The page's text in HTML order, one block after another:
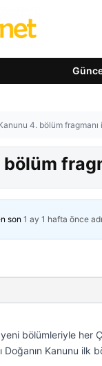
4. bölüm
son 1 ay 1 hafta önce
yeni bölümleriyle
Doğanın Kanunu